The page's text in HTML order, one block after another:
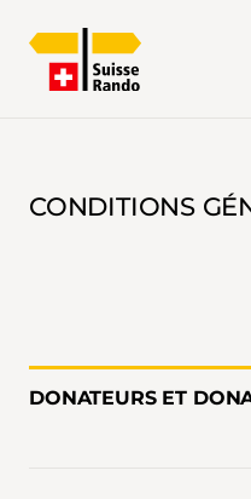
CONDITIONS
DONATEURS ET